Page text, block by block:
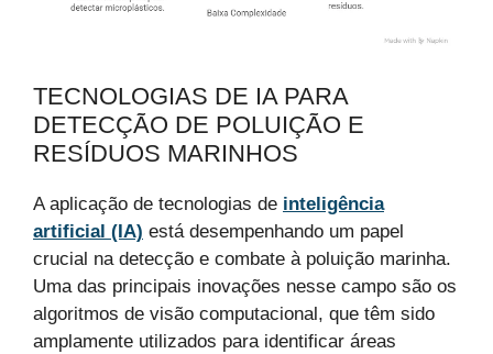
TECNOLOGIAS DE IA PARA
DETECÇÃO DE POLUIÇÃO E
RESÍDUOS MARINHOS
A aplicação de tecnologias de inteligência
artificial (IA) está desempenhando um papel
crucial na detecção e combate à poluição marinha.
Uma das principais inovações nesse campo são os
algoritmos de visão computacional, que têm sido
amplamente utilizados para identificar áreas